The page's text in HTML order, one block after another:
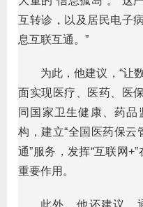
互转诊，以及居民电子
息互联互通。”
为此，他建议，“让
面实现医疗、医药、医
同国家卫生健康、药
构，建立“全国医药保云
通”服务，发挥“互联网
重要作用。
此外，他还建议，